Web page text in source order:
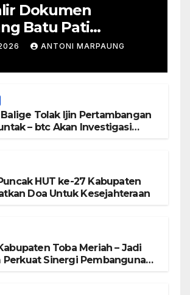
Dokumen
Batu Pati
Palsu – Jerry
Di DTA – Frengki
: Kami Tidak Miliki
– Tanda Tangan
Diduga
ANTONI MARPAUNG
Tolak Ijin Pertambangan
– btc Akan Investigasi
HUT ke-27 Kabupaten
Doa Untuk Kesejahteraan
Toba Meriah – Jadi
Sinergi Pembangunan